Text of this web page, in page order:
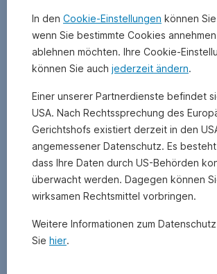
Zurück
In den Cookie-Einstellungen können Sie
wenn Sie bestimmte Cookies
ablehnen möchten. Ihre Cookie-
können Sie auch jederzeit ändern.
Einer unserer Partnerdienste befindet
USA. Nach Rechtssprechung des
Gerichtshofs existiert derzeit in den
angemessener Datenschutz. Es besteht
dass Ihre Daten durch US-Behörden
überwacht werden. Dagegen können
wirksamen Rechtsmittel vorbringen.
Weitere Informationen zum
Sie hier.